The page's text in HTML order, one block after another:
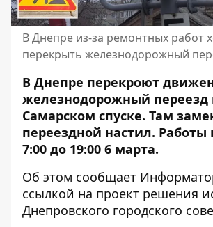
В Днепре из-за ремонтных работ
перекрыть железнодорожный
В Днепре перекроют
железнодорожный переезд
Самарском спуске. Там
переездной настил. Работы
7:00 до 19:00 6 марта.
Об этом сообщает
ссылкой на проект решения
Днепровского городского